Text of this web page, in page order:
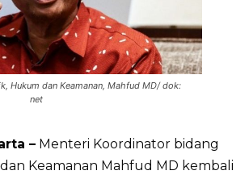
Hukum dan Keamanan, Mahfud MD/ dok:
net
– Menteri Koordinator bidang
Keamanan Mahfud MD kembali